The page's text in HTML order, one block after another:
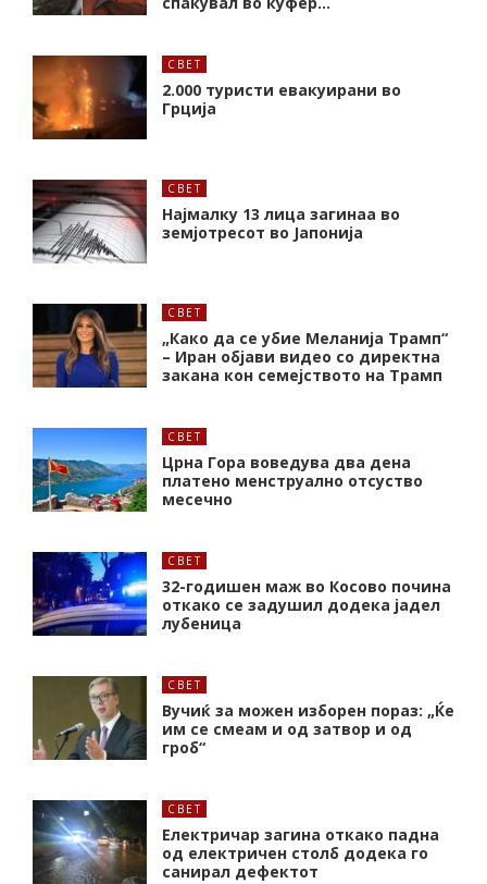
СВЕТ
2.000 туристи евакуирани во
Грција
СВЕТ
Најмалку 13 лица загинаа во
земјотресот во Јапонија
СВЕТ
„Како да се убие Меланија Трамп“
– Иран објави видео со директна
закана кон семејството на Трамп
СВЕТ
Црна Гора воведува два дена
платено менструално отсуство
месечно
СВЕТ
32-годишен маж во Косово почина
откако се задушил додека јадел
лубеница
СВЕТ
Вучиќ за можен изборен пораз: „Ќе
им се смеам и од затвор и од
гроб“
СВЕТ
Електричар загина откако падна
од електричен столб додека го
санирал дефектот